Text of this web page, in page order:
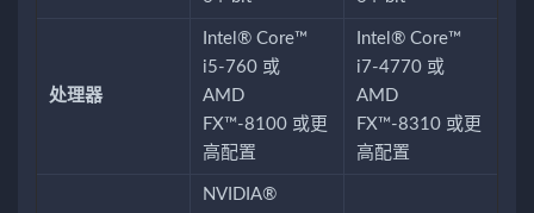
处理器
Intel® Core™
i5-760 或
AMD
FX™-8100 或更
高配置
Intel® Core™
i7-4770 或
AMD
FX™-8310 或更
高配置
NVIDIA®